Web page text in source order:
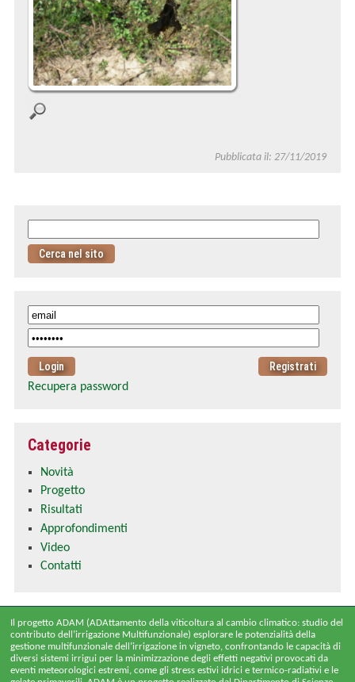
Pubblicata il: 27/11/2019
Recupera password
Categorie
Novità
Progetto
Risultati
Approfondimenti
Video
Contatti
Il progetto ADAM (ADAttamento della viticoltura al cambio climatico: studio del
contributo dell’irrigazione Multifunzionale) esplorare le potenzialità della
gestione multifunzionale dell’irrigazione in vigneto, confrontando le capacità di
diversi sistemi irrigui per la minimizzazione degli effetti negativi provocati da
eventi meteorologici estremi, come gli stress estivi idrici e termico-radiativi e le